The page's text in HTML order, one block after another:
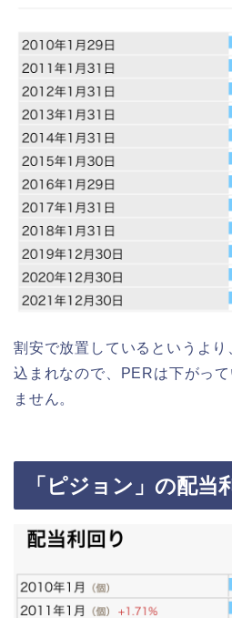
割安で放置しているというより
込まれなので、PERは下がっ
ません。
「ピジョン」の配当